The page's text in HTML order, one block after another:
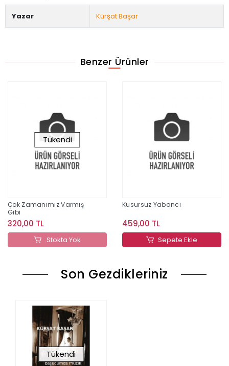
Yazar Kürşat Başar
Benzer Ürünler
Tükendi
Çok Zamanımız Varmış
Gibi
320,00 TL
Stokta Yok
Kusursuz Yabancı
459,00 TL
Sepete Ekle
Son Gezdikleriniz
Tükendi